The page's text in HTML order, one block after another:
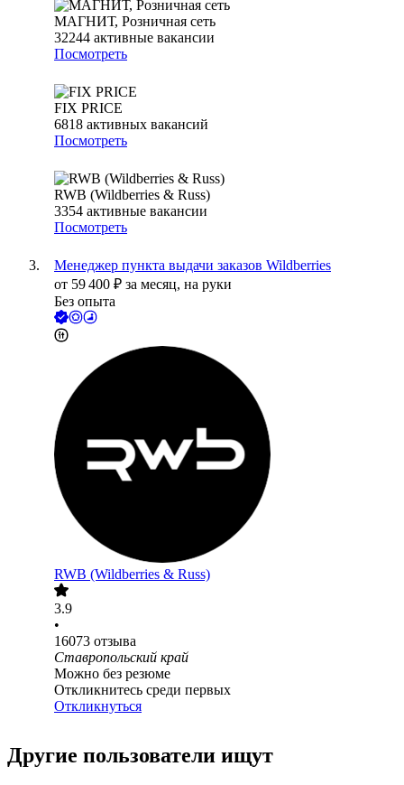
МАГНИТ, Розничная сеть
32244 активные вакансии
Посмотреть
FIX PRICE
6818 активных вакансий
Посмотреть
RWB (Wildberries & Russ)
3354 активные вакансии
Посмотреть
Менеджер пункта выдачи заказов Wildberries
от 59 400 ₽ за месяц, на руки
Без опыта
RWB (Wildberries & Russ)
3.9
•
16073 отзыва
Ставропольский край
Можно без резюме
Откликнитесь среди первых
Откликнуться
Другие пользователи ищут